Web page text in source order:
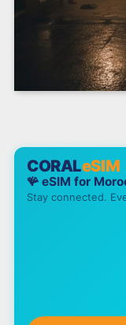
CORALeSIM
🪸 eSIM for
Stay connected.